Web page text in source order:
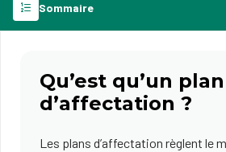
Sommaire
Qu’est qu’un plan
d’affectation ?
Les plans d’affectation règlent le